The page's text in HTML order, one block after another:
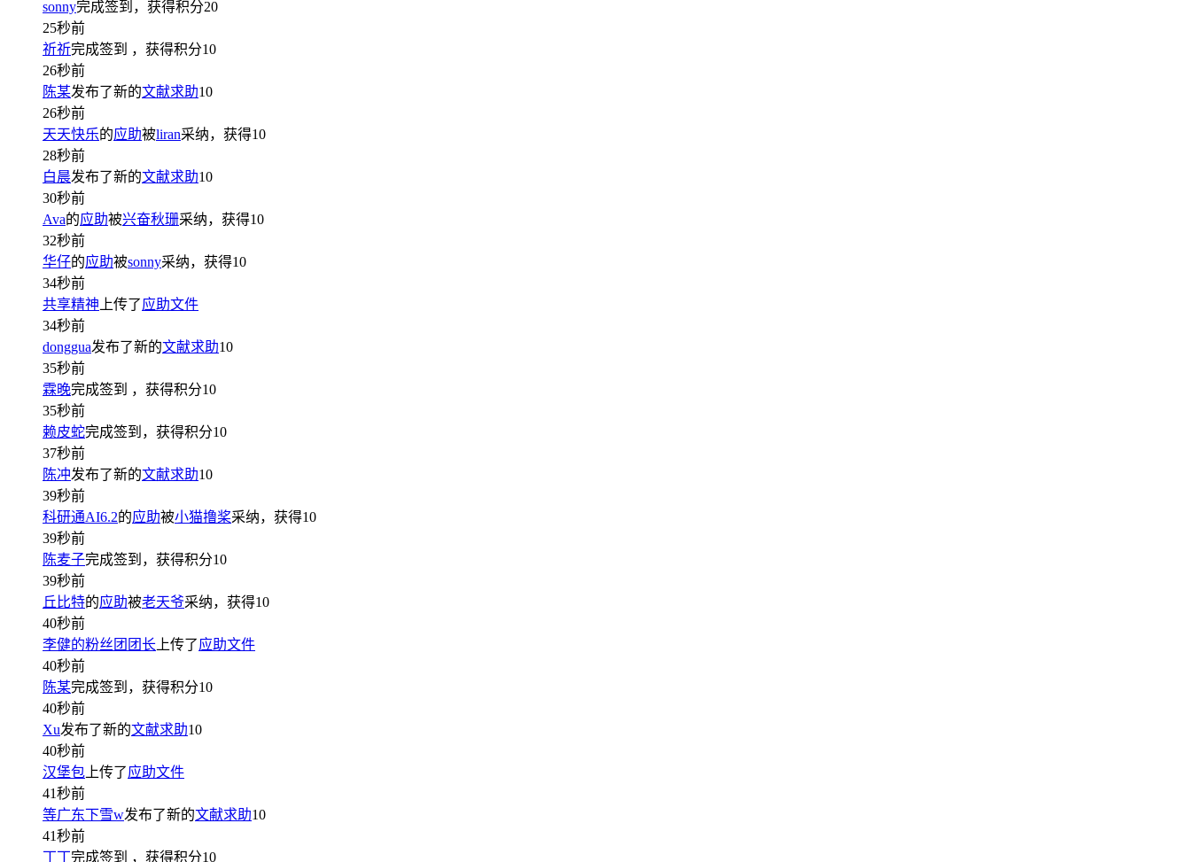
sonny完成签到，获得积分20
25秒前
祈祈完成签到 ，获得积分10
26秒前
陈某发布了新的文献求助10
26秒前
天天快乐的应助被liran采纳，获得10
28秒前
白晨发布了新的文献求助10
30秒前
Ava的应助被兴奋秋珊采纳，获得10
32秒前
华仔的应助被sonny采纳，获得10
34秒前
共享精神 上传了应助文件
34秒前
donggua发布了新的文献求助10
35秒前
霖晚完成签到 ，获得积分10
35秒前
赖皮蛇完成签到，获得积分10
37秒前
陈冲发布了新的文献求助10
39秒前
科研通AI6.2的应助被小猫撸桨采纳，获得10
39秒前
陈麦子完成签到，获得积分10
39秒前
丘比特的应助被老天爷采纳，获得10
40秒前
李健的粉丝团团长 上传了应助文件
40秒前
陈某完成签到，获得积分10
40秒前
Xu发布了新的文献求助10
40秒前
汉堡包 上传了应助文件
41秒前
等广东下雪w发布了新的文献求助10
41秒前
丁丁完成签到 ，获得积分10